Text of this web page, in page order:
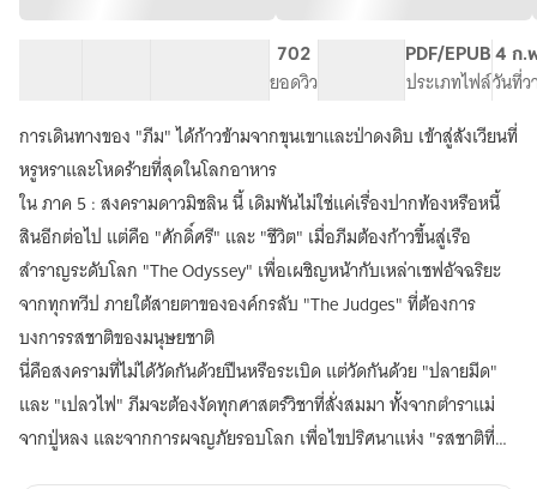
ภาค
ดึก
(บันทึก
เส้น
ทาง
เทพ)
702
ยอดวิว
PDF/EPUB
ประเภทไฟล์
4 ก.
วันที่ว
การเดินทางของ "ภีม" ได้ก้าวข้ามจากขุนเขาและป่าดงดิบ เข้าสู่สังเวียนที่
หรูหราและโหดร้ายที่สุดในโลกอาหาร
ใน ภาค 5 : สงครามดาวมิชลิน นี้ เดิมพันไม่ใช่แค่เรื่องปากท้องหรือหนี้
สินอีกต่อไป แต่คือ "ศักดิ์ศรี" และ "ชีวิต" เมื่อภีมต้องก้าวขึ้นสู่เรือ
สำราญระดับโลก "The Odyssey" เพื่อเผชิญหน้ากับเหล่าเชฟอัจฉริยะ
จากทุกทวีป ภายใต้สายตาขององค์กรลับ "The Judges" ที่ต้องการ
บงการรสชาติของมนุษยชาติ
นี่คือสงครามที่ไม่ได้วัดกันด้วยปืนหรือระเบิด แต่วัดกันด้วย "ปลายมีด"
และ "เปลวไฟ" ภีมจะต้องงัดทุกศาสตร์วิชาที่สั่งสมมา ทั้งจากตำราแม่
จากปู่หลง และจากการผจญภัยรอบโลก เพื่อไขปริศนาแห่ง "รสชาติที่